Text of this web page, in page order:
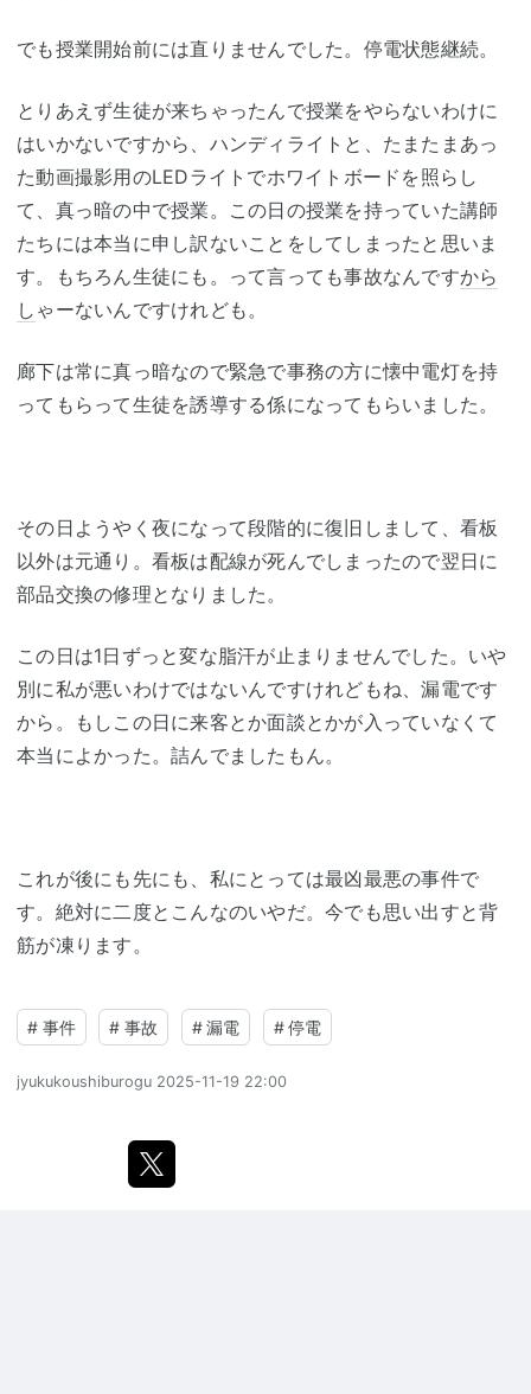
でも授業開始前には直りませんでした。停電状態継続。
とりあえず生徒が来ちゃったんで授業をやらないわけに
はいかないですから、ハンディライトと、たまたまあっ
た動画撮影用のLEDライトでホワイトボードを照らし
て、真っ暗の中で授業。この日の授業を持っていた講師
たちには本当に申し訳ないことをしてしまったと思いま
す。もちろん生徒にも。って言っても事故なんですから
し ゃーないんですけれども。
廊下は常に真っ暗なので緊急で事務の方に懐中電灯を持
ってもらって生徒を誘導する係になってもらいました。
その日ようやく夜になって段階的に復旧しまして、看板
以外は元通り。看板は配線が死んでしまったので翌日に
部品交換の修理となりました。
この日は1日ずっと変な脂汗が止まりませんでした。いや
別に私が悪いわけではないんですけれどもね、漏電です
から。もしこの日に来客とか面談とかが入っていなくて
本当によかった。詰んでましたもん。
これが後にも先にも、私にとっては最凶最悪の事件で
す。絶対に二度とこんなのいやだ。今でも思い出すと背
筋が凍ります。
# 事件 # 事故 # 漏電 # 停電
jyukukoushiburogu 2025-11-19 22:00